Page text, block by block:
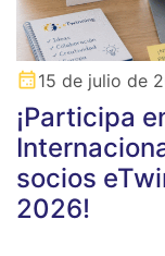
15 de julio de
¡Participa
socios
2026!